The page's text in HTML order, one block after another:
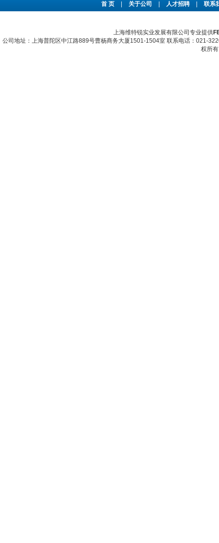
首 页 关于公司 人才招聘 联系
上海维特锐实业发展有限公司专业提供
公司地址：上海普陀区中江路889号曹杨商务大厦1501-1504室 联系电话：021-
权所